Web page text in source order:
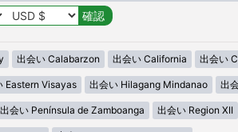
出会い Calabarzon 出会い California 出会い
Eastern Visayas 出会い Hilagang Mindanao 出
出会い Península de Zamboanga 出会い Region XII